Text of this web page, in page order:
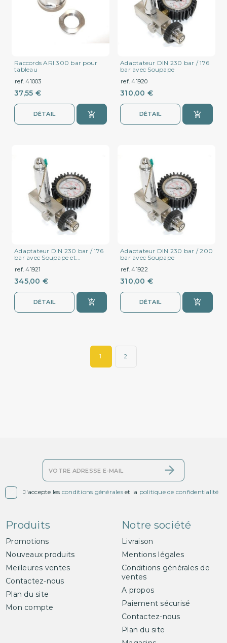
Raccords ARI 300 bar pour
tableau
ref. 41003
37,55 €
DÉTAIL
Adaptateur DIN 230 bar / 176
bar avec Soupape
ref. 41920
310,00 €
DÉTAIL
Adaptateur DIN 230 bar / 176
bar avec Soupape et...
ref. 41921
345,00 €
DÉTAIL
Adaptateur DIN 230 bar / 200
bar avec Soupape
ref. 41922
310,00 €
DÉTAIL
1 2
J'accepte les conditions généraleset la politique de confidentialité
Produits
Promotions
Nouveaux produits
Meilleures ventes
Contactez-nous
Plan du site
Mon compte
Notre société
Livraison
Mentions légales
Conditions générales de
ventes
A propos
Paiement sécurisé
Contactez-nous
Plan du site